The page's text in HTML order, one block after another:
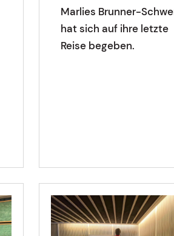
Marlies Brunner-
hat sich auf ihre letzte
Reise begeben.